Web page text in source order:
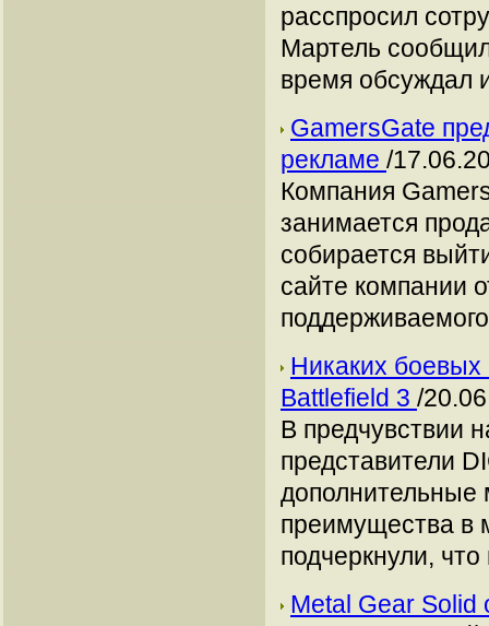
расспросил
Мартель
время обсуждал
GamersGate
рекламе /
Компания
занимается
собирается
сайте компании
Никаких боевых
Battlefield 3 /
В предчувствии
представители
дополнительные
преимущества в
подчеркнули,
Metal Gear